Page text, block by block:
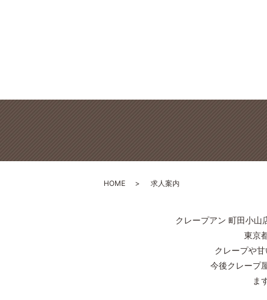
HOME 求人案内
クレープアン 町田小山
東京
クレープや
今後クレープ
ま